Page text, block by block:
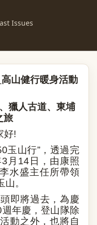
Issues
高山健行暖身活動
獵人古道、東埔
旅
好!
玉山行”，透過完
3 月 14 日，由康照
水盛主任所帶領
。
即將過去，為慶
週年慶，登山隊除
動之外，也將自